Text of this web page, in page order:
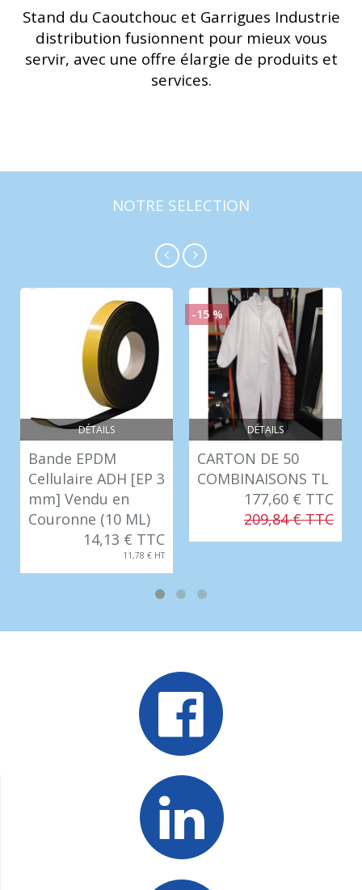
Stand du Caoutchouc et Garrigues Industrie
distribution fusionnent pour mieux vous
servir, avec une offre élargie de produits et
services.
NOTRE SELECTION
DÉTAILS
Bande EPDM
Cellulaire ADH [EP 3
mm] Vendu en
Couronne (10 ML)
14,13 € TTC
11,78 € HT
DÉTAILS
-15 %
CARTON DE 50
COMBINAISONS TL
177,60 € TTC
209,84 € TTC